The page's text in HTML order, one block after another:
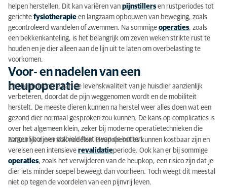
helpen herstellen. Dit kan variëren van pijnstillersen rustperiodes tot
gerichte fysiotherapie en langzaam opbouwen van beweging, zoals
gecontroleerd wandelen of zwemmen. Na sommige operaties, zoals
een bekkenkanteling, is het belangrijk om zeven weken strikte rust te
houden en je dier alleen aan de lijn uit te laten om overbelasting te
voorkomen.
Voor- en nadelen van een
heupoperatie
Een heupoperatie kan de levenskwaliteit van je huisdier aanzienlijk
verbeteren, doordat de pijn weggenomen wordt en de mobiliteit
herstelt. De meeste dieren kunnen na herstel weer alles doen wat een
gezond dier normaal gesproken zou kunnen. De kans op complicaties is
over het algemeen klein, zeker bij moderne operatietechnieken die
zorgen voor een stabiele fixatie van de botten.
Natuurlijk zijn er ook nadelen. Heupoperaties kunnen kostbaar zijn en
vereisen een intensieve revalidatieperiode. Ook kan er bij sommige
operaties, zoals het verwijderen van de heupkop, een risico zijn dat je
dier iets minder soepel beweegt dan voorheen. Toch weegt dit meestal
niet op tegen de voordelen van een pijnvrij leven.